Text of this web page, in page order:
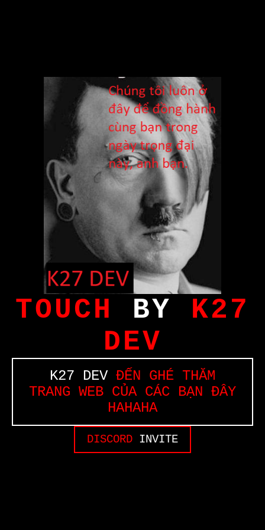
TOUCH BY K27
DEV
K27 DEVĐẾN GHÉ THĂM
TRANG WEB CỦA CÁC BẠN ĐÂY
HAHAHA
DISCORD INVITE